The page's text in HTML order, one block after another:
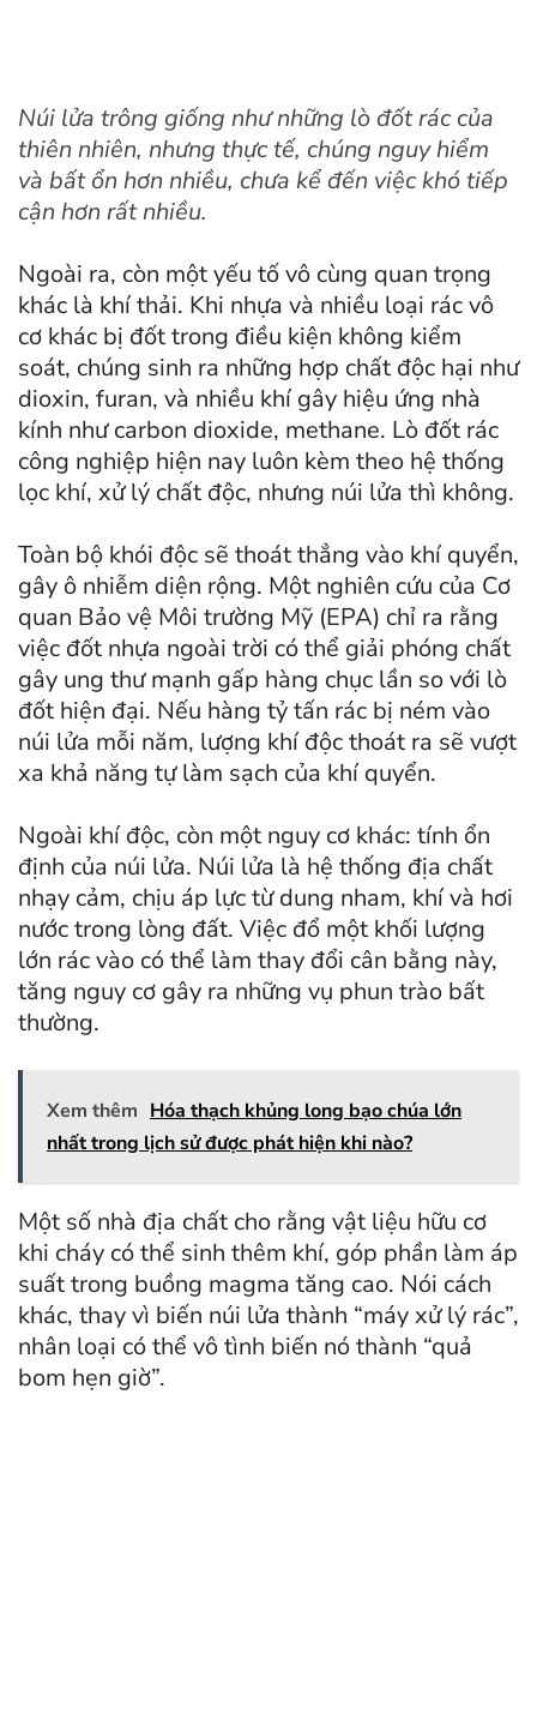
Núi lửa trông giống như những lò đốt rác của
thiên nhiên, nhưng thực tế, chúng nguy hiểm
và bất ổn hơn nhiều, chưa kể đến việc khó tiếp
cận hơn rất nhiều.
Ngoài ra, còn một yếu tố vô cùng quan trọng
khác là khí thải. Khi nhựa và nhiều loại rác vô
cơ khác bị đốt trong điều kiện không kiểm
soát, chúng sinh ra những hợp chất độc hại như
dioxin, furan, và nhiều khí gây hiệu ứng nhà
kính như carbon dioxide, methane. Lò đốt rác
công nghiệp hiện nay luôn kèm theo hệ thống
lọc khí, xử lý chất độc, nhưng núi lửa thì không.
Toàn bộ khói độc sẽ thoát thẳng vào khí quyển,
gây ô nhiễm diện rộng. Một nghiên cứu của Cơ
quan Bảo vệ Môi trường Mỹ (EPA) chỉ ra rằng
việc đốt nhựa ngoài trời có thể giải phóng chất
gây ung thư mạnh gấp hàng chục lần so với lò
đốt hiện đại. Nếu hàng tỷ tấn rác bị ném vào
núi lửa mỗi năm, lượng khí độc thoát ra sẽ vượt
xa khả năng tự làm sạch của khí quyển.
Ngoài khí độc, còn một nguy cơ khác: tính ổn
định của núi lửa. Núi lửa là hệ thống địa chất
nhạy cảm, chịu áp lực từ dung nham, khí và hơi
nước trong lòng đất. Việc đổ một khối lượng
lớn rác vào có thể làm thay đổi cân bằng này,
tăng nguy cơ gây ra những vụ phun trào bất
thường.
Xem thêm Hóa thạch khủng long bạo chúa lớn
nhất trong lịch sử được phát hiện khi nào?
Một số nhà địa chất cho rằng vật liệu hữu cơ
khi cháy có thể sinh thêm khí, góp phần làm áp
suất trong buồng magma tăng cao. Nói cách
khác, thay vì biến núi lửa thành “máy xử lý rác”,
nhân loại có thể vô tình biến nó thành “quả
bom hẹn giờ”.